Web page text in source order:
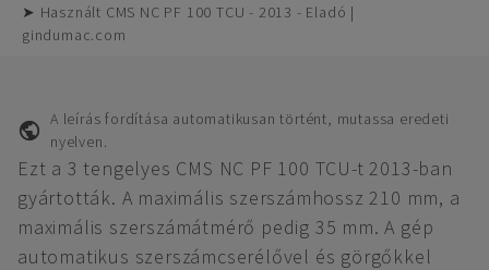
➤ Használt CMS NC PF 100 TCU - 2013 - Eladó |
gindumac.com
A leírás fordítása automatikusan történt, mutassa eredeti
nyelven.
Ezt a 3 tengelyes CMS NC PF 100 TCU-t 2013-ban
gyártották. A maximális szerszámhossz 210 mm, a
maximális szerszámátmérő pedig 35 mm. A gép
automatikus szerszámcserélővel és görgőkkel